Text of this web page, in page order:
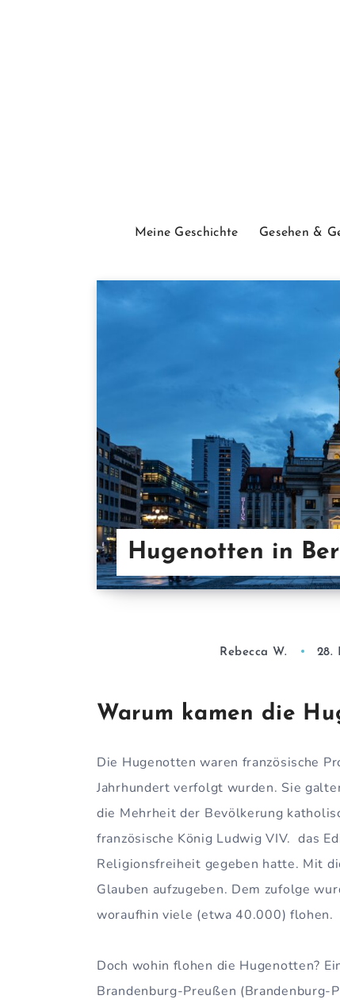
Meine Geschichte Gesehen &
Hugenotten in
Rebecca W. 28.
Warum kamen die
Die Hugenotten waren französische
Jahrhundert verfolgt wurden. Sie
die Mehrheit der Bevölkerung
französische König Ludwig VIV. das
Religionsfreiheit gegeben hatte. Mit
Glauben aufzugeben. Dem zufolge
woraufhin viele (etwa 40.000) flohen.
Doch wohin flohen die Hugenotten?
Brandenburg-Preußen (Brandenburg-